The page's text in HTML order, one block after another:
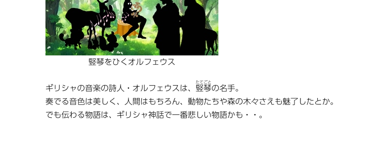
竪琴をひくオルフェウス
ギリシャの音楽の詩人・オルフェウスは、 竪琴
たてごと
の名手。
奏でる音色は美しく、人間はもちろん、動物たちや森の木々さえも魅了したとか。
でも伝わる物語は、ギリシャ神話で一番悲しい物語かも・・。